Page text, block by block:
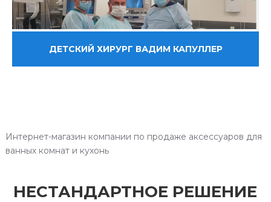
ДЕТСКИЙ ХИРУРГ ВАДИМ КАПУЛЛЕР
Интернет-магазин компании по продаже аксессуаров для
ванных комнат и кухонь
НЕСТАНДАРТНОЕ РЕШЕНИЕ